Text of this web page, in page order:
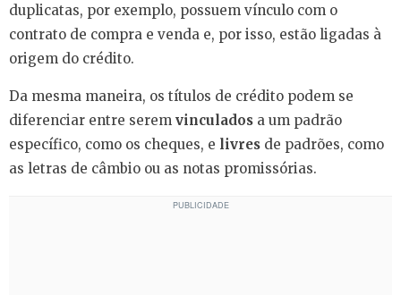
duplicatas, por exemplo, possuem vínculo com o
contrato de compra e venda e, por isso, estão ligadas à
origem do crédito.
Da mesma maneira, os títulos de crédito podem se
diferenciar entre serem vinculados a um padrão
específico, como os cheques, e livres de padrões, como
as letras de câmbio ou as notas promissórias.